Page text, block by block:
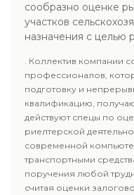
сообразно оценке
участков
назначения с целью
. Коллектив компании
профессионалов,
подготовку и
квалификацию,
действуют спецы по
риелтерской
современной
транспортными
поручения любой
считая оценки